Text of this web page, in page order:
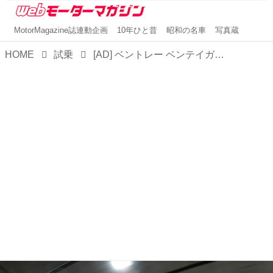
MotorMagazine誌連動企画 10年ひと昔 昭和の名車 写真蔵
HOME 試乗 [AD] ベントレー ベンテイガV8の真価を味わった約1000km。東京から南紀、そして大阪への旅路【試乗】